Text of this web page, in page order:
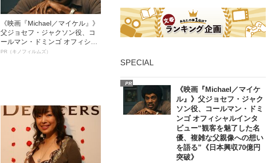
《映画『Michael／マイケル』》
父ジョセフ・ジャクソン役、コ
ールマン・ドミンゴ オフィシャ
ルインタビュー“観客を魅了した
PR（キノフィルムズ）
SPECIAL
PR
《映画『Michael／マイケ
ル』》父ジョセフ・ジャク
ソン役、コールマン・ドミ
ンゴ オフィシャルインタ
ビュー“観客を魅了した名
優、複雑な父親像への想い
を語る”《日本興収70億円
突破》